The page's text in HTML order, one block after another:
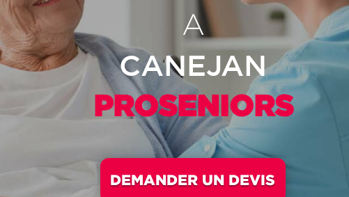
A
CANEJAN
PROSENIORS
DEMANDER UN DEVIS